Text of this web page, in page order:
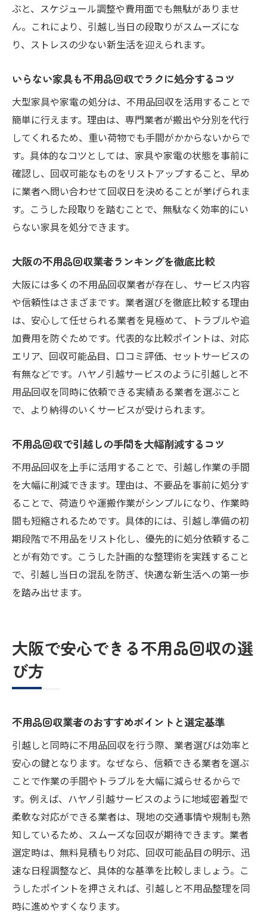
大阪の不用品回収業者選びで失敗しないコ
ツ
口コミや評判を活用した不用品回収業者の
トラブル回避のための不用品回収業者チェ
ック法
安心できる不用品回収業者を探すポイント
費用を抑える大阪の不用品回収活用術
不用品回収を安く抑えるコツと交渉術
大阪で安い不用品回収サービスの選び方
不用品回収の見積もり比較で賢く節約
無料回収サービスで不用品処分費用を削減
術
費用相場を知って賢く不用品回収を利用
無料で利用できる不用品回収サービスの活かし
方
大阪の無料不用品回収サービスの選び方
無料で不用品回収を依頼するメリットと注
意点
いらない家具引き取り無料サービスの活用
法
自治体の不用品回収無料サービスを上手に
不用品回収の無料サービスと有料サービス
の違い
無料回収を利用した効率的な不用品処分術
不用品回収を賢く使って引越し負担を軽減する
方法
不用品回収で引越し作業の負担を減らす方
法
不用品回収で荷物を最小限に抑える整理術
不用品回収業者の柔軟なサービスを有効活
引越し負担を減らす不用品回収の具体的手
順
新生活スタートに役立つ整理整頓の秘訣
不用品回収で新生活準備をスムーズに進め
るコツ
整理整頓と不用品回収のベストなタイミン
グ
引越し後の不用品回収で快適空間を実現
不用品回収を活用した賢い収納術
新生活を快適にするための不用品回収活用
ぶと、スケジュール調整や費用面でも無駄がありませ
ん。これにより、引越し当日の段取りがスムーズにな
り、ストレスの少ない新生活を迎えられます。
いらない家具も不用品回収でラクに処分するコツ
大型家具や家電の処分は、不用品回収を活用することで
簡単に行えます。理由は、専門業者が搬出や分別を代行
してくれるため、重い荷物でも手間がかからないからで
す。具体的なコツとしては、家具や家電の状態を事前に
確認し、回収可能なものをリストアップすること、早め
に業者へ問い合わせて回収日を決めることが挙げられま
す。こうした段取りを踏むことで、無駄なく効率的にい
らない家具を処分できます。
大阪の不用品回収業者ランキングを徹底比較
大阪には多くの不用品回収業者が存在し、サービス内容
や信頼性はさまざまです。業者選びを徹底比較する理由
は、安心して任せられる業者を見極めて、トラブルや追
加費用を防ぐためです。代表的な比較ポイントは、対応
エリア、回収可能品目、口コミ評価、セットサービスの
有無などです。ハヤノ引越サービスのように引越しと不
用品回収を同時に依頼できる実績ある業者を選ぶこと
で、より納得のいくサービスが受けられます。
不用品回収で引越しの手間を大幅削減するコツ
不用品回収を上手に活用することで、引越し作業の手間
を大幅に削減できます。理由は、不要品を事前に処分す
ることで、荷造りや運搬作業がシンプルになり、作業時
間も短縮されるためです。具体的には、引越し準備の初
期段階で不用品をリスト化し、優先的に処分依頼するこ
とが有効です。こうした計画的な整理術を実践すること
で、引越し当日の混乱を防ぎ、快適な新生活への第一歩
を踏み出せます。
大阪で安心できる不用品回収の選
び方
不用品回収業者のおすすめポイントと選定基準
引越しと同時に不用品回収を行う際、業者選びは効率と
安心の鍵となります。なぜなら、信頼できる業者を選ぶ
ことで作業の手間やトラブルを大幅に減らせるからで
す。例えば、ハヤノ引越サービスのように地域密着型で
柔軟な対応ができる業者は、現地の交通事情や規制も熟
知しているため、スムーズな回収が期待できます。業者
選定時は、無料見積もり対応、回収可能品目の明示、迅
速な日程調整など、具体的な基準を比較しましょう。こ
うしたポイントを押さえれば、引越しと不用品整理を同
時に進めやすくなります。